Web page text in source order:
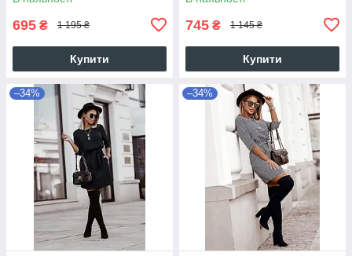
695 ₴ 1 195 ₴
Купити
745 ₴ 1 145 ₴
Купити
–34% –34%